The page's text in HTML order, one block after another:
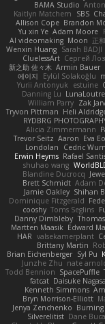
BAMA Studio
Kaitlyn Matchem
SBS
Allison Cope Brandon
Yu xin Ye Adam Moore
AI videomaking Moon 正
Wenxin Huang Sarah BADJI
CluelessArt Cергей
新之助 佐々木 Armin Bauer
에이지
Eylül Solakoğlu
Yurii Antonyuk
estuine
Danning Lu LunaLoutre
William Parry Zak
Tryvon Pittman Heli
RYDBRG
Alicia Zimmermann
Trevor Seitz Aaron Eva
Londolan
Cedric
Erwin Heyms Rafael
shuhao wang
Blandine Ducrocq
Brett Schmidt Adam
Jamie Oakley Shihan
Dominique Fitzgerald
cooshy Toms Seglins
Danny Dimbleby
Martten Maasik Edward
HAR valsekamerplant
Brittany Martin
Brian Eichenberger Syl Pu
Junzhe Zhu nate
Todd Bennion SpacePuffle
fatcat Daisuke
Kenneth Simmons
Bryn Morrison-Elliott
Jenya Zenchenko Burning
Silverelitist Dane